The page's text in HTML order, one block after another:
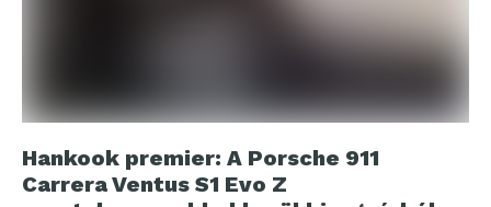
Hankook premier: A Porsche 911
Carrera Ventus S1 Evo Z